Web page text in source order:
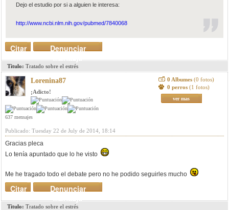
Dejo el estudio por si a alguien le interesa:
http://www.ncbi.nlm.nih.gov/pubmed/7840068
Denunciar
mensaje
Citar
Titulo: Tratado sobre el estrés
Lorenina87
¡Adicto!
637 mensajes
0 Albumes (0 fotos)
0 perros (1 fotos)
ver mas
Publicado: Tuesday 22 de July de 2014, 18:14
Gracias pleca
Lo tenía apuntado que lo he visto
Me he tragado todo el debate pero no he podido seguirles mucho
Denunciar
mensaje
Citar
Titulo: Tratado sobre el estrés